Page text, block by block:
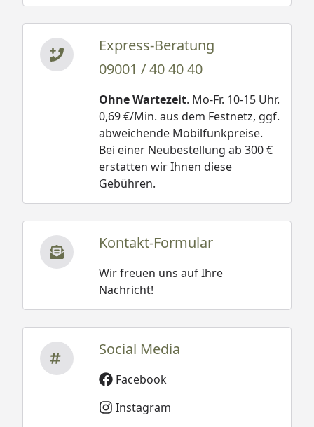
Express-Beratung
09001 / 40 40 40
Ohne Wartezeit. Mo-Fr. 10-15 Uhr.
0,69 €/Min. aus dem Festnetz, ggf.
abweichende Mobilfunkpreise.
Bei einer Neubestellung ab 300 €
erstatten wir Ihnen diese
Gebühren.
Kontakt-Formular
Wir freuen uns auf Ihre
Nachricht!
Social Media
Facebook
Instagram